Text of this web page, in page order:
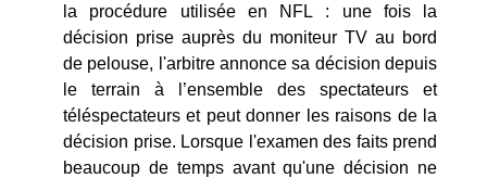
la procédure utilisée en NFL : une fois la
décision prise auprès du moniteur TV au bord
de pelouse, l'arbitre annonce sa décision depuis
le terrain à l’ensemble des spectateurs et
téléspectateurs et peut donner les raisons de la
décision prise. Lorsque l'examen des faits prend
beaucoup de temps avant qu'une décision ne